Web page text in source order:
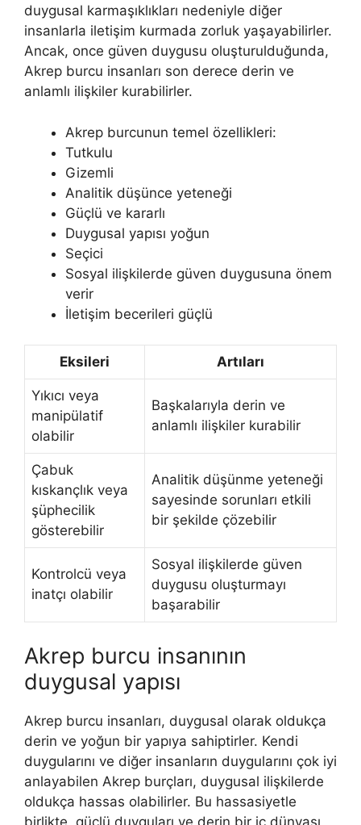
duygusal karmaşıklıkları nedeniyle diğer
insanlarla iletişim kurmada zorluk yaşayabilirler.
Ancak, once güven duygusu oluşturulduğunda,
Akrep burcu insanları son derece derin ve
anlamlı ilişkiler kurabilirler.
Akrep burcunun temel özellikleri:
Tutkulu
Gizemli
Analitik düşünce yeteneği
Güçlü ve kararlı
Duygusal yapısı yoğun
Seçici
Sosyal ilişkilerde güven duygusuna önem
verir
İletişim becerileri güçlü
Eksileri Artıları
Yıkıcı veya
manipülatif
olabilir
Başkalarıyla derin ve
anlamlı ilişkiler kurabilir
Çabuk
kıskançlık veya
şüphecilik
gösterebilir
Analitik düşünme yeteneği
sayesinde sorunları etkili
bir şekilde çözebilir
Kontrolcü veya
inatçı olabilir
Sosyal ilişkilerde güven
duygusu oluşturmayı
başarabilir
Akrep burcu insanının
duygusal yapısı
Akrep burcu insanları, duygusal olarak oldukça
derin ve yoğun bir yapıya sahiptirler. Kendi
duygularını ve diğer insanların duygularını çok iyi
anlayabilen Akrep burçları, duygusal ilişkilerde
oldukça hassas olabilirler. Bu hassasiyetle
birlikte, güçlü duyguları ve derin bir iç dünyası